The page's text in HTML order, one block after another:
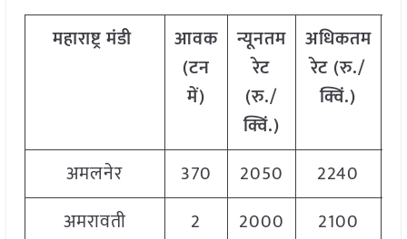
महाराष्ट्रमंडी
आवक
(टन
में)
न्यूनतम
रेट
(रु./
क्विं.)
अधिकतम
रेट (रु./
क्विं.)
अमलनेर
370 2050 2240
अमरावती
2 2000 2100